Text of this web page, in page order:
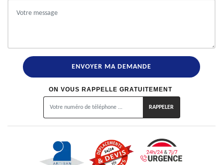
ON VOUS RAPPELLE GRATUITEMENT